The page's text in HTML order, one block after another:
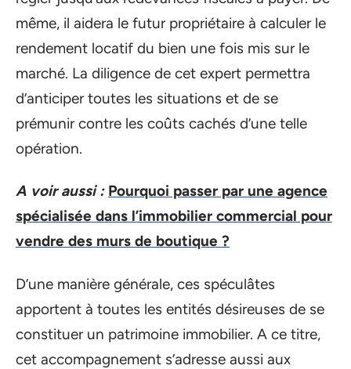
même, il aidera le futur propriétaire à calculer le
rendement locatif du bien une fois mis sur le
marché. La diligence de cet expert permettra
d’anticiper toutes les situations et de se
prémunir contre les coûts cachés d’une telle
opération.
A voir aussi : Pourquoi passer par une agence
spécialisée dans l’immobilier commercial pour
vendre des murs de boutique ?
D’une manière générale, ces spéculâtes
apportent à toutes les entités désireuses de se
constituer un patrimoine immobilier. A ce titre,
cet accompagnement s’adresse aussi aux